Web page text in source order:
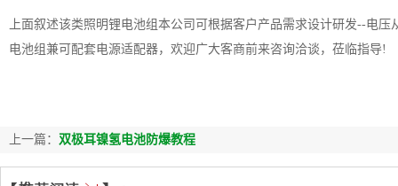
上面叙述该类照明锂电池组本公司可根据客户产品需求设计研发--电
电池组兼可配套电源适配器，欢迎广大客商前来咨询洽谈，莅临指导!
上一篇： 双极耳镍氢电池防爆教程